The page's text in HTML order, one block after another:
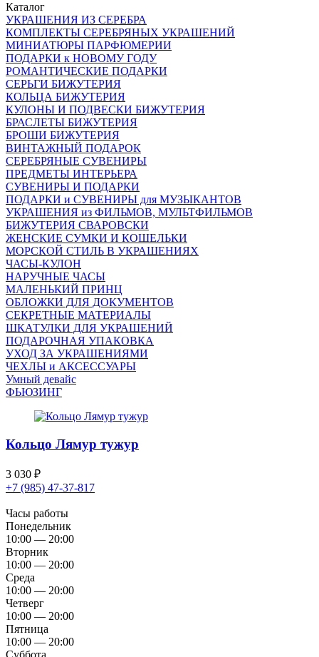
Каталог
УКРАШЕНИЯ ИЗ СЕРЕБРА
КОМПЛЕКТЫ СЕРЕБРЯНЫХ УКРАШЕНИЙ
МИНИАТЮРЫ ПАРФЮМЕРИИ
ПОДАРКИ к НОВОМУ ГОДУ
РОМАНТИЧЕСКИЕ ПОДАРКИ
СЕРЬГИ БИЖУТЕРИЯ
КОЛЬЦА БИЖУТЕРИЯ
КУЛОНЫ И ПОДВЕСКИ БИЖУТЕРИЯ
БРАСЛЕТЫ БИЖУТЕРИЯ
БРОШИ БИЖУТЕРИЯ
ВИНТАЖНЫЙ ПОДАРОК
СЕРЕБРЯНЫЕ СУВЕНИРЫ
ПРЕДМЕТЫ ИНТЕРЬЕРА
СУВЕНИРЫ И ПОДАРКИ
ПОДАРКИ и СУВЕНИРЫ для МУЗЫКАНТОВ
УКРАШЕНИЯ из ФИЛЬМОВ, МУЛЬТФИЛЬМОВ
БИЖУТЕРИЯ СВАРОВСКИ
ЖЕНСКИЕ СУМКИ И КОШЕЛЬКИ
МОРСКОЙ СТИЛЬ В УКРАШЕНИЯХ
ЧАСЫ-КУЛОН
НАРУЧНЫЕ ЧАСЫ
МАЛЕНЬКИЙ ПРИНЦ
ОБЛОЖКИ ДЛЯ ДОКУМЕНТОВ
СЕКРЕТНЫЕ МАТЕРИАЛЫ
ШКАТУЛКИ ДЛЯ УКРАШЕНИЙ
ПОДАРОЧНАЯ УПАКОВКА
УХОД ЗА УКРАШЕНИЯМИ
ЧEХЛЫ и АКСЕССУАРЫ
Умный девайс
ФЬЮЗИНГ
Кольцо Лямур тужур
3 030 ₽
+7 (985) 47-37-817
Часы работы
Понедельник
10:00 — 20:00
Вторник
10:00 — 20:00
Среда
10:00 — 20:00
Четверг
10:00 — 20:00
Пятница
10:00 — 20:00
Суббота